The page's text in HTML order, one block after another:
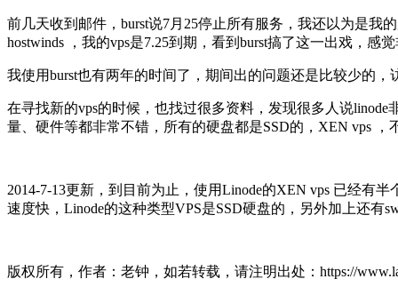
前几天收到邮件，burst说7月25停止所有服务，我还以为是我
hostwinds ，我的vps是7.25到期，看到burst搞了这一出戏，感
我使用burst也有两年的时间了，期间出的问题还是比较少的
在寻找新的vps的时候，也找过很多资料，发现很多人说
量、硬件等都非常不错，所有的硬盘都是SSD的，XEN vps
2014-7-13更新，到目前为止，使用Linode的XEN vps 已经有
速度快，Linode的这种类型VPS是SSD硬盘的，另外加上还有
版权所有，作者：老钟，如若转载，请注明出处：https://